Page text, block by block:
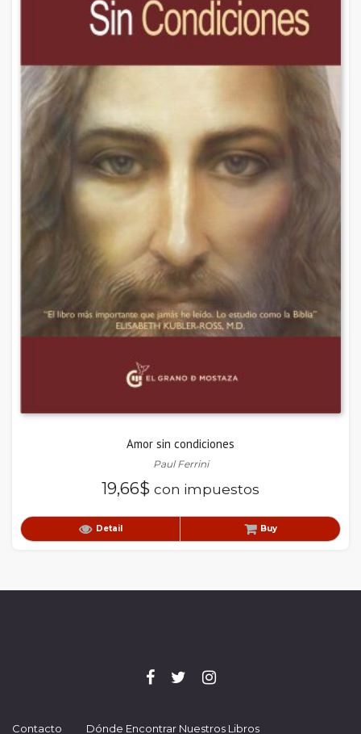
Amor sin condiciones
Paul Ferrini
19,66$ con impuestos
Detail Buy
Contacto Dónde Encontrar Nuestros Libros